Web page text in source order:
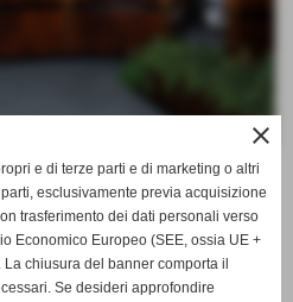
FOTOGALLERY
close
e di terze parti e di marketing o altri
esclusivamente previa acquisizione
trasferimento dei dati personali verso
Economico Europeo (SEE, ossia UE +
chiusura del banner comporta il
Se desideri approfondire